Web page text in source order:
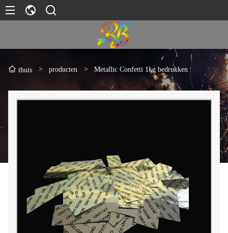
thuis > producten > Metallic Confetti 1kg bedrukken